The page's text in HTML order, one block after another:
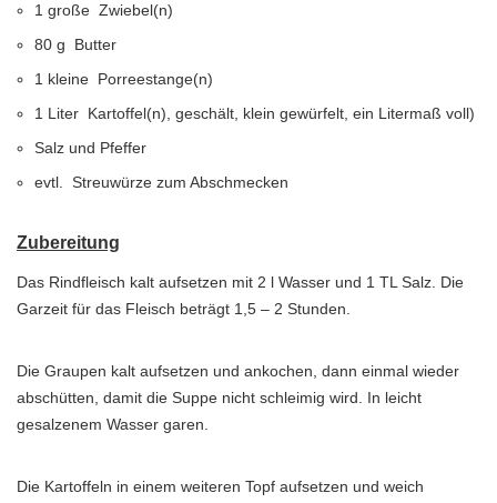
1 große Zwiebel(n)
80 g Butter
1 kleine Porreestange(n)
1 Liter Kartoffel(n), geschält, klein gewürfelt, ein Litermaß voll)
Salz und Pfeffer
evtl. Streuwürze zum Abschmecken
Zubereitung
Das Rindfleisch kalt aufsetzen mit 2 l Wasser und 1 TL Salz. Die
Garzeit für das Fleisch beträgt 1,5 – 2 Stunden.
Die Graupen kalt aufsetzen und ankochen, dann einmal wieder
abschütten, damit die Suppe nicht schleimig wird. In leicht
gesalzenem Wasser garen.
Die Kartoffeln in einem weiteren Topf aufsetzen und weich